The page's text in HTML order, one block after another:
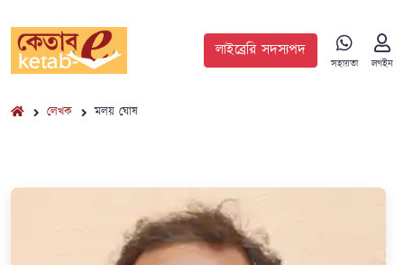
লাইব্রেরি সদস্যপদ
সহায়তা লগইন
লেখক মলয় ঘোষ